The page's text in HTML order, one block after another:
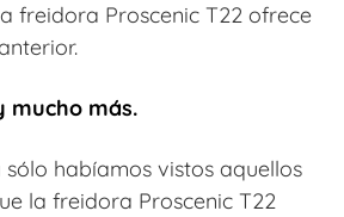
freidora Proscenic T22 ofrece
mucho más.
habíamos vistos aquellos
la freidora Proscenic T22